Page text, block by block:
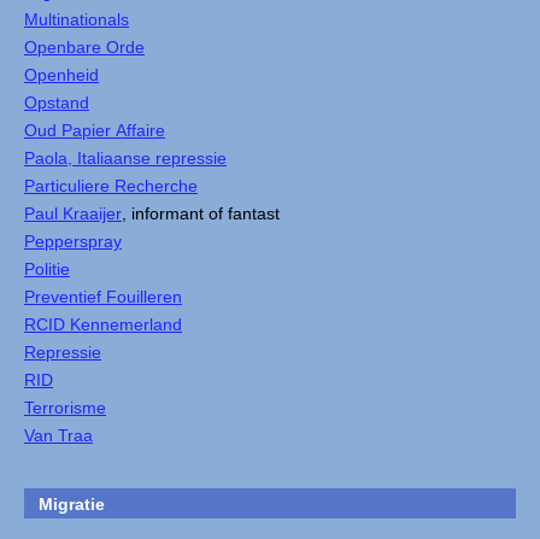
Multinationals
Openbare Orde
Openheid
Opstand
Oud Papier Affaire
Paola, Italiaanse repressie
Particuliere Recherche
Paul Kraaijer , informant of fantast
Pepperspray
Politie
Preventief Fouilleren
RCID Kennemerland
Repressie
RID
Terrorisme
Van Traa
Migratie